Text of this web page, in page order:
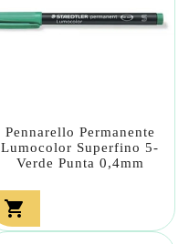
Pennarello Permanente
Lumocolor Superfino 5-
Verde Punta 0,4mm
